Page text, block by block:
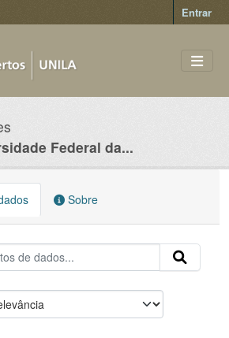
Entrar
Federal da...
Sobre